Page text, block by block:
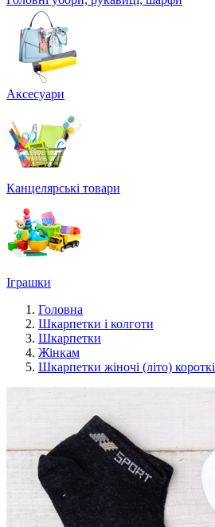
Аксесуари
Канцелярські товари
Іграшки
Головна
Шкарпетки і колготи
Шкарпетки
Жінкам
Шкарпетки жіночі (літо) короткі